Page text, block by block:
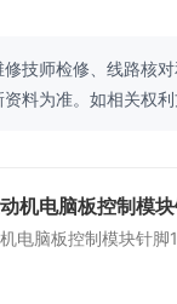
技师检修、线路核
料为准。如相关权
机电脑板控制模
电脑板控制模块针脚